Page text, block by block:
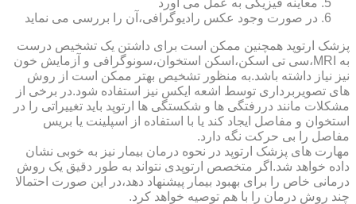
معاینه فیزیکی به عمل می آورد
در صورت وجود عکس رادیوگرافی،آن را بررسی می‎ نماید
پزشک ارتوپد همچنین ممکن است برای داشتن یک تشخیص درست
به MRI،سی تی اسکن،اسکن استخوان،سونوگرافی و آزمایش خون
نیز نیاز داشته باشد.به منظور تشخیص بهتر ممکن است از روش
های تصویربرداری توسط اشعه ایکس نیز استفاده شود.در برخی از
مشکلات مانند دررفتگی ها و شکستگی ها ارتوپد باید تغییراتی را در
استخوان و مفاصل ایجاد کند یا با استفاده از اسپلینت یا بریس
مفاصل را بی حرکت نگه دارد.
مهارت های پزشک ارتوپد در نحوه درمان بیمار نیز به خوبی نشان
داده خواهد شد.اگر متخصص ارتوپدی نتواند به طور دقیق یک روش
درمانی خاص را برای بهبود بیمار پیشنهاد دهد،در این صورت احتمالا
چند روش درمان را با هم توصیه خواهد کرد.